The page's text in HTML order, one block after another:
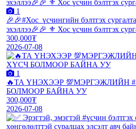
1
🎉🎉#Хос_үсчингийн бэлтгэх
эхэллээ🎉🎉 ⚜️ Хос үсчин бэлтгэх
300,000₮
2026-07-08
1
🔥ТА ҮНЭХЭЭР 💯МЭРГЭЖЛИЙН
БОЛМООР БАЙНА УУ
300,000₮
2026-07-08